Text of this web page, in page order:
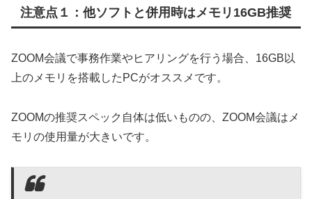
注意点１：他ソフトと併用時はメモリ16GB推奨
ZOOM会議で事務作業やヒアリングを行う場合、16GB以
上のメモリを搭載したPCがオススメです。
ZOOMの推奨スペック自体は低いものの、ZOOM会議はメ
モリの使用量が大きいです。